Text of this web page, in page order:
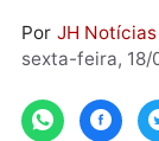
Por JH
sexta-feira,